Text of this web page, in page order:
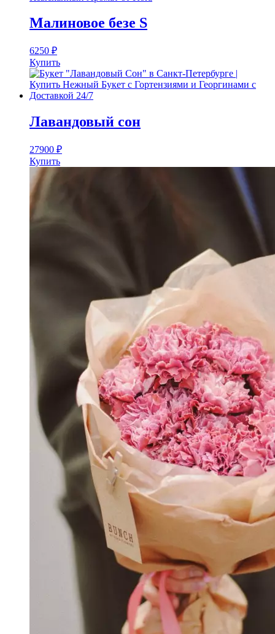
Малиновое безе S
6250 ₽
Купить
Лавандовый сон
27900 ₽
Купить